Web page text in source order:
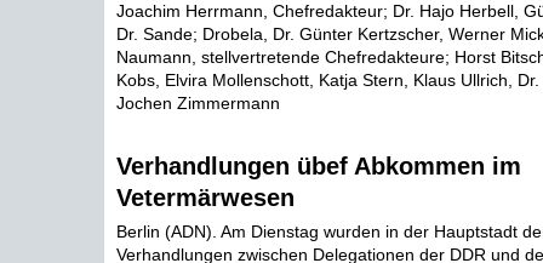
Joachim Herrmann, Chefredakteur; Dr. Hajo Herbell,
Dr. Sande; Drobela, Dr. Günter Kertzscher, Werner
Naumann, stellvertretende Chefredakteure; Horst
Kobs, Elvira Mollenschott, Katja Stern, Klaus Ullrich,
Jochen Zimmermann
Verhandlungen übef Abkommen im
Vetermärwesen
Berlin (ADN). Am Dienstag wurden in der Hauptstadt
Verhandlungen zwischen Delegationen der DDR und